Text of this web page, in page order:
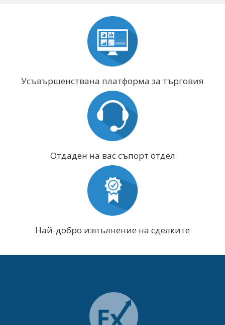
Усъвършенствана платформа за търговия
Отдаден на вас съпорт отдел
Най-добро изпълнение на сделките